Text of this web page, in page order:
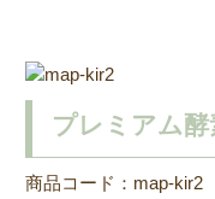
プレミアム
商品コード：map-kir2